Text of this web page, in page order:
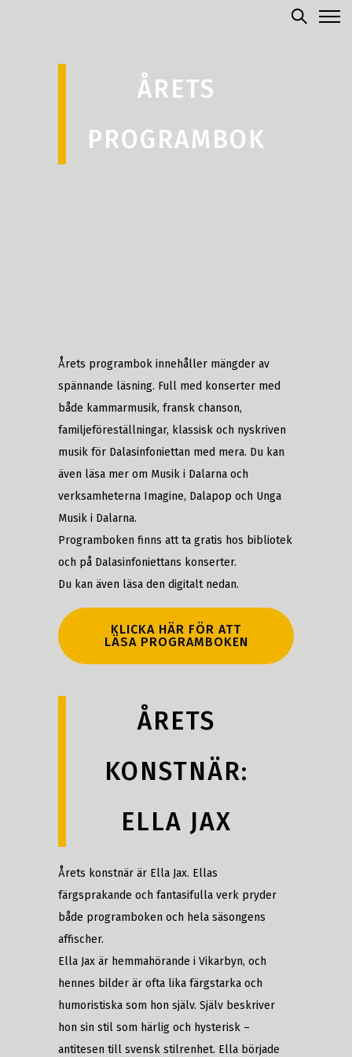
ÅRETS
PROGRAMBOK
Årets programbok innehåller mängder av
spännande läsning. Full med konserter med
både kammarmusik, fransk chanson,
familjeföreställningar, klassisk och nyskriven
musik för Dalasinfoniettan med mera. Du kan
även läsa mer om Musik i Dalarna och
verksamheterna Imagine, Dalapop och Unga
Musik i Dalarna.
Programboken finns att ta gratis hos bibliotek
och på Dalasinfoniettans konserter.
Du kan även läsa den digitalt nedan.
KLICKA HÄR FÖR ATT
LÄSA PROGRAMBOKEN
ÅRETS
KONSTNÄR:
ELLA JAX
Årets konstnär är Ella Jax. Ellas
färgsprakande och fantasifulla verk pryder
både programboken och hela säsongens
affischer.
Ella Jax är hemmahörande i Vikarbyn, och
hennes bilder är ofta lika färgstarka och
humoristiska som hon själv. Själv beskriver
hon sin stil som härlig och hysterisk –
antitesen till svensk stilrenhet. Ella började